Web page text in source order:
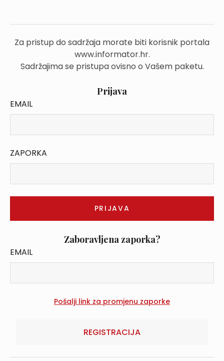
Za pristup do sadržaja morate biti korisnik portala
www.informator.hr.
Sadržajima se pristupa ovisno o Vašem paketu.
Prijava
EMAIL
ZAPORKA
Zaboravljena zaporka?
EMAIL
REGISTRACIJA